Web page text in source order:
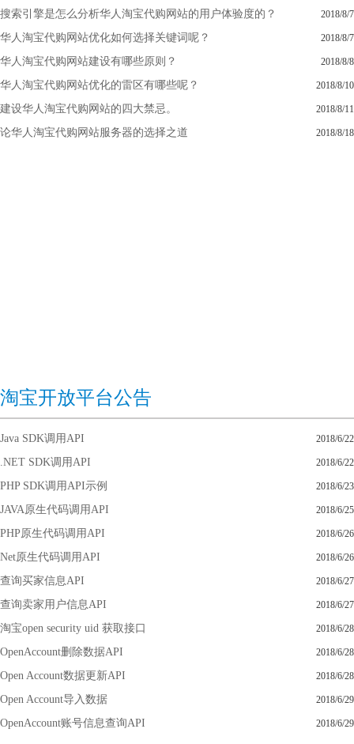
搜索引擎是怎么分析华人淘宝代购网站的用户体验度的？ 2018/8/7
华人淘宝代购网站优化如何选择关键词呢？ 2018/8/7
华人淘宝代购网站建设有哪些原则？ 2018/8/8
华人淘宝代购网站优化的雷区有哪些呢？ 2018/8/10
建设华人淘宝代购网站的四大禁忌。 2018/8/11
论华人淘宝代购网站服务器的选择之道 2018/8/18
淘宝开放平台公告
Java SDK调用API 2018/6/22
.NET SDK调用API 2018/6/22
PHP SDK调用API示例 2018/6/23
JAVA原生代码调用API 2018/6/25
PHP原生代码调用API 2018/6/26
Net原生代码调用API 2018/6/26
查询买家信息API 2018/6/27
查询卖家用户信息API 2018/6/27
淘宝open security uid 获取接口 2018/6/28
OpenAccount删除数据API 2018/6/28
Open Account数据更新API 2018/6/28
Open Account导入数据 2018/6/29
OpenAccount账号信息查询API 2018/6/29